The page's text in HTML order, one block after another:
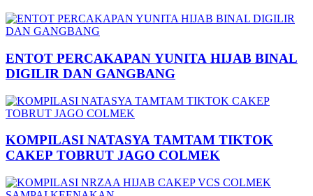
ENTOT PERCAKAPAN YUNITA HIJAB BINAL
DIGILIR DAN GANGBANG
KOMPILASI NATASYA TAMTAM TIKTOK
CAKEP TOBRUT JAGO COLMEK